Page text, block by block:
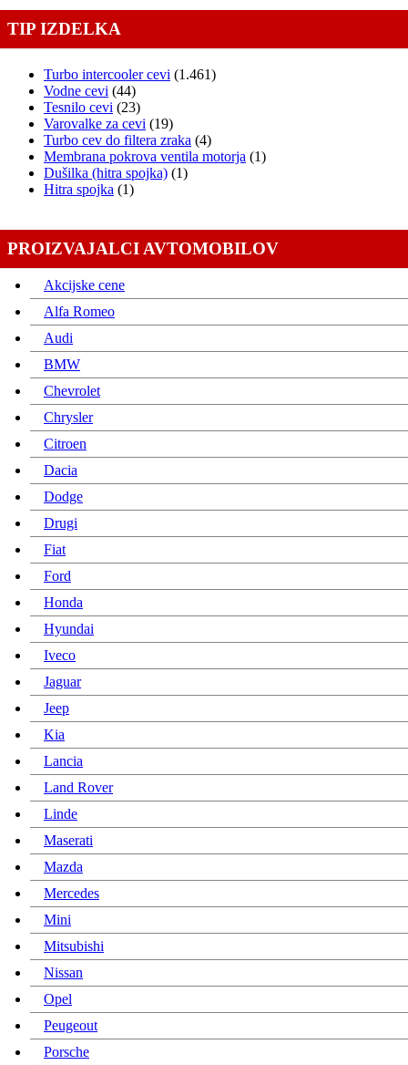
TIP IZDELKA
Turbo intercooler cevi (1.461)
Vodne cevi (44)
Tesnilo cevi (23)
Varovalke za cevi (19)
Turbo cev do filtera zraka (4)
Membrana pokrova ventila motorja (1)
Dušilka (hitra spojka) (1)
Hitra spojka (1)
PROIZVAJALCI AVTOMOBILOV
Akcijske cene
Alfa Romeo
Audi
BMW
Chevrolet
Chrysler
Citroen
Dacia
Dodge
Drugi
Fiat
Ford
Honda
Hyundai
Iveco
Jaguar
Jeep
Kia
Lancia
Land Rover
Linde
Maserati
Mazda
Mercedes
Mini
Mitsubishi
Nissan
Opel
Peugeout
Porsche